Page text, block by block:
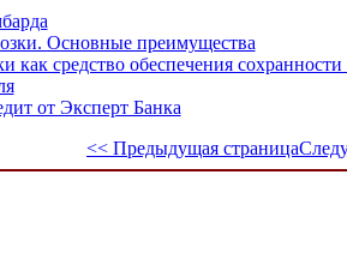
Основные преимущества
как средство обеспечения
от Эксперт Банка
<< Предыдущая страница